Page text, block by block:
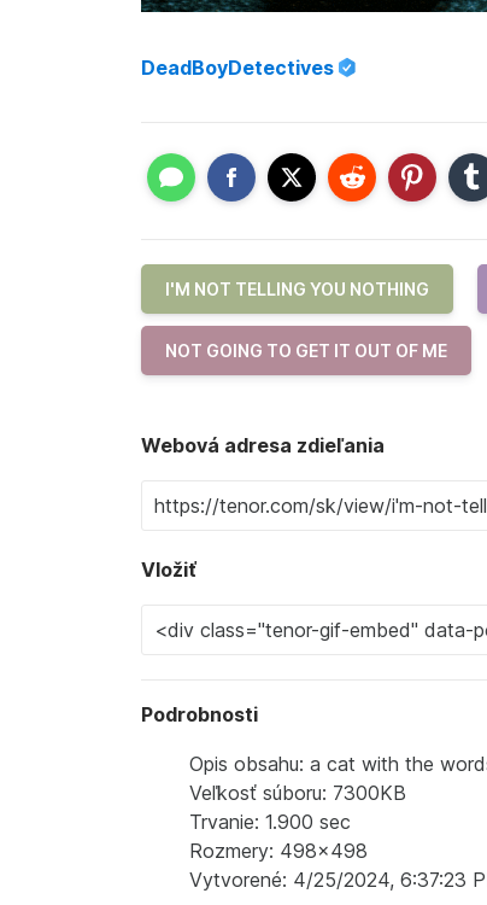
DeadBoyDetectives
I'M NOT TELLING YOU NOTHING
NOT GOING TO GET IT OUT OF ME
Webová adresa zdieľania
Vložiť
Podrobnosti
Opis obsahu: a cat with the
Veľkosť súboru: 7300KB
Trvanie: 1.900 sec
Rozmery: 498x498
Vytvorené: 4/25/2024, 6:37:23